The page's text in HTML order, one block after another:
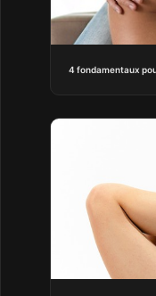
4 fondamentaux